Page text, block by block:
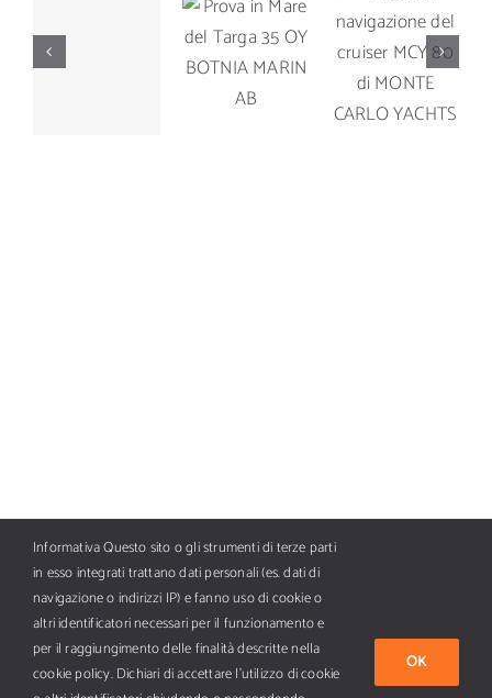
Prova di
navigazione
Prova in
Mare del
Targa 35
OY
BOTNIA
navigazione
del cruiser
MCY 80 di
CARLO
Tutti i diritti riservati Copyright ©2026 BFC AI Media SpA, piazza
Informativa Questo sito o gli strumenti di terze parti
in esso integrati trattano dati personali (es. dati di
navigazione o indirizzi IP) e fanno uso di cookie o
altri identificatori necessari per il funzionamento e
per il raggiungimento delle finalità descritte nella
cookie policy. Dichiari di accettare l’utilizzo di cookie
OK